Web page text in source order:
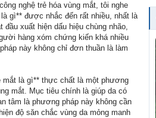
nghệ trẻ hóa vùng mắt, tôi nghe
gì** được nhắc đến rất nhiều, nhất là
xuất hiện dấu hiệu chùng nhão,
hàng xóm chứng kiến khá nhiều
này không chỉ đơn thuần là làm
mắt là gì** thực chất là một phương
mắt. Mục tiêu chính là giúp da có
tâm là phương pháp này không cần
độ săn chắc vùng da mỏng manh